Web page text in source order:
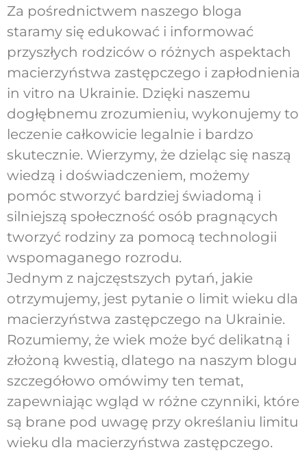
Za pośrednictwem naszego bloga
staramy się edukować i informować
przyszłych rodziców o różnych aspektach
macierzyństwa zastępczego i zapłodnienia
in vitro na Ukrainie. Dzięki naszemu
dogłębnemu zrozumieniu, wykonujemy to
leczenie całkowicie legalnie i bardzo
skutecznie. Wierzymy, że dzieląc się naszą
wiedzą i doświadczeniem, możemy
pomóc stworzyć bardziej świadomą i
silniejszą społeczność osób pragnących
tworzyć rodziny za pomocą technologii
wspomaganego rozrodu.
Jednym z najczęstszych pytań, jakie
otrzymujemy, jest pytanie o limit wieku dla
macierzyństwa zastępczego na Ukrainie.
Rozumiemy, że wiek może być delikatną i
złożoną kwestią, dlatego na naszym blogu
szczegółowo omówimy ten temat,
zapewniając wgląd w różne czynniki, które
są brane pod uwagę przy określaniu limitu
wieku dla macierzyństwa zastępczego.